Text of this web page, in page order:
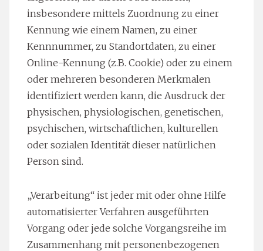
insbesondere mittels Zuordnung zu einer
Kennung wie einem Namen, zu einer
Kennnummer, zu Standortdaten, zu einer
Online-Kennung (z.B. Cookie) oder zu einem
oder mehreren besonderen Merkmalen
identifiziert werden kann, die Ausdruck der
physischen, physiologischen, genetischen,
psychischen, wirtschaftlichen, kulturellen
oder sozialen Identität dieser natürlichen
Person sind.
„Verarbeitung“ ist jeder mit oder ohne Hilfe
automatisierter Verfahren ausgeführten
Vorgang oder jede solche Vorgangsreihe im
Zusammenhang mit personenbezogenen